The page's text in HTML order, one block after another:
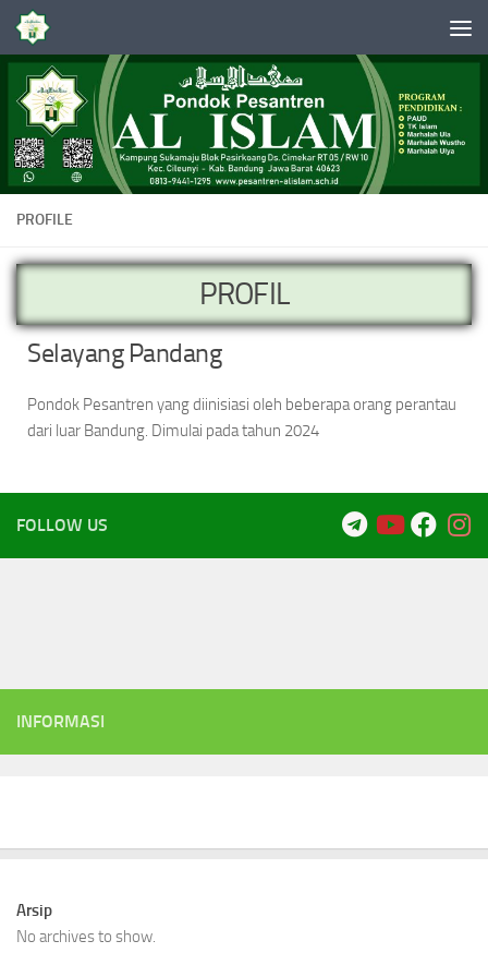
Skip to content
PROFILE
PROFIL
Selayang Pandang
Pondok Pesantren yang diinisiasi oleh beberapa orang perantau
dari luar Bandung. Dimulai pada tahun 2024
FOLLOW US
INFORMASI
Arsip
No archives to show.